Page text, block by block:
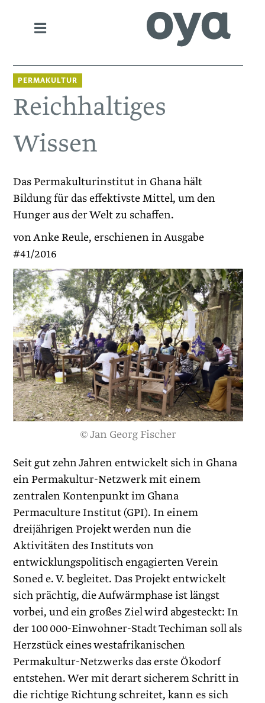
PERMAKULTUR
Reichhaltiges
Wissen
Das Permakulturinstitut in Ghana hält
Bildung für das ­effektivste Mittel, um den
Hunger aus der Welt zu schaffen.
von Anke Reule, erschienen in Ausgabe
#41/2016
© Jan Georg Fischer
Seit gut zehn Jahren entwickelt sich in Ghana
ein Permakultur-Netzwerk mit einem
zentralen Kontenpunkt im Ghana
Permaculture Institut (GPI). In einem
dreijährigen Projekt werden nun die
Aktivitäten des Instituts von
entwicklungspolitisch engagierten Verein
Soned e. V. begleitet. Das Projekt entwickelt
sich prächtig, die Aufwärmphase ist längst
vorbei, und ein großes Ziel wird abgesteckt: In
der 100 000-Einwohner-Stadt Techiman soll als
Herzstück eines westafrikanischen
Permakultur-Netzwerks das erste Ökodorf
entstehen. Wer mit derart sicherem Schritt in
die richtige Richtung schreitet, kann es sich